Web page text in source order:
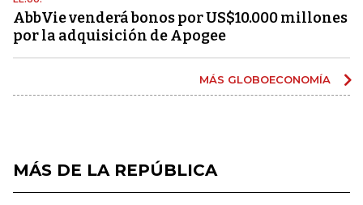
AbbVie venderá bonos por US$10.000 millones
por la adquisición de Apogee
MÁS GLOBOECONOMÍA
MÁS DE LA REPÚBLICA